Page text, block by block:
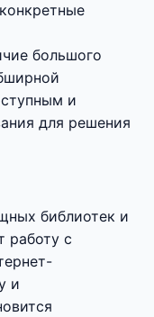
большого
и
для решения
библиотек и
работу с
и